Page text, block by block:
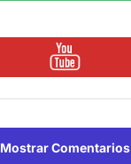
Mostrar Comentarios